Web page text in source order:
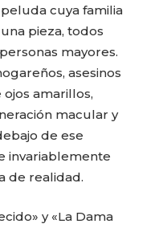
cuya familia
pieza, todos
mayores.
asesinos
amarillos,
macular y
de ese
invariablemente
de realidad.
y «La Dama